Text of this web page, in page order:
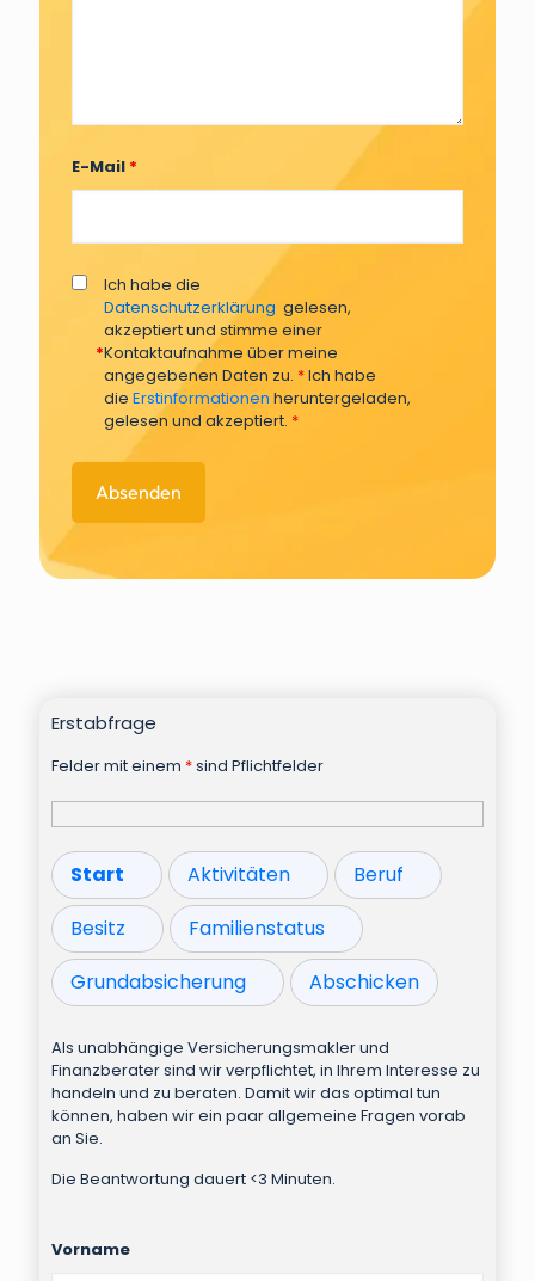
E-Mail *
*
Ich habe die
Datenschutzerklärung gelesen,
akzeptiert und stimme einer
Kontaktaufnahme über meine
angegebenen Daten zu. *Ich habe
die Erstinformationen heruntergeladen,
gelesen und akzeptiert. *
Erstabfrage
Felder mit einem *sind Pflichtfelder
Start Aktivitäten
Beruf
Besitz
Familienstatus
Grundabsicherung
Abschicken
Als unabhängige Versicherungsmakler und
Finanzberater sind wir verpflichtet, in Ihrem Interesse zu
handeln und zu beraten. Damit wir das optimal tun
können, haben wir ein paar allgemeine Fragen vorab
an Sie.
Die Beantwortung dauert <3 Minuten.
Vorname